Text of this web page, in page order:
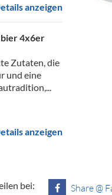
anzeigen
4x6er
Zutaten, die
und eine
anzeigen
bei: Share @